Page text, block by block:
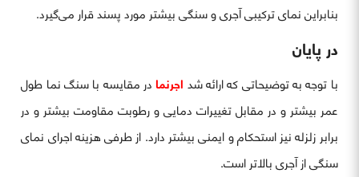
بنابراین نمای ترکیبی آجری و سنگی بیشتر مورد پسند قرار می‌گیرد.
در پایان
با توجه به توضیحاتی که ارائه شداجرنمادر مقایسه با سنگ نما طول
عمر بیشتر و در مقابل تغییرات دمایی و رطوبت مقاومت بیشتر و در
برابر زلزله نیز استحکام و ایمنی بیشتر دارد. از طرفی هزینه اجرای نمای
سنگی از آجری بالاتر است.